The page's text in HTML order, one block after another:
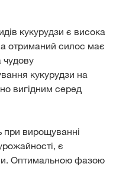
кукурудзи є висока
отриманий силос має
чудову
кукурудзи на
вигідним серед
при вирощуванні
є
Оптимальною фазою